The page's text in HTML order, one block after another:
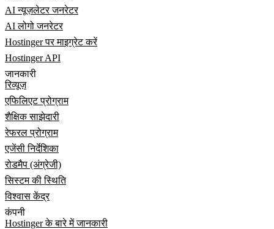
AI न्यूज़लेटर जनरेटर
AI लोगो जनरेटर
Hostinger पर माइग्रेट करें
Hostinger API
जानकारी
रिव्यूज़
एफिलिएट प्रोग्राम
शैक्षिक साझेदारी
रेफरल प्रोग्राम
एजेंसी निर्देशिका
रोडमैप (अंग्रेजी)
सिस्टम की स्थिति
विश्वास केंद्र
कंपनी
Hostinger के बारे में जानकारी